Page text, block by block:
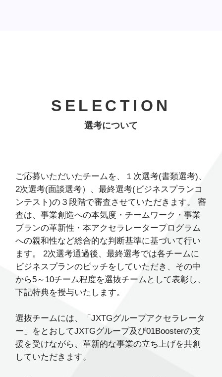
SELECTION
SELECTION
選考について
選考について
ご応募いただいたチームを、１次選考(書類選考)、
2次選考(面談選考）、最終選考(ビジネスプランコ
ンテスト)の３段階で審査させていただきます。 審
査は、事業創造への本気度・チームワーク・事業
プランの革新性・本アクセラレータープログラム
への親和性など総合的な判断基準に基づいて行い
ます。 2次選考通過後、最終選考では各チームに
ビジネスプランのピッチをしていただき、その中
から5～10チーム程度を選抜チームとして表彰し、
下記特典を授与いたします。
選抜チームには、「JXTGグループアクセラレータ
ー」をとおしてJXTGグループ及び01Boosterの支
援を受けながら、革新的な事業の立ち上げを共創
していただきます。